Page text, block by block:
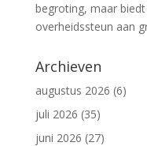
begroting, maar
overheidssteun aan
Archieven
augustus 2026 (6)
juli 2026 (35)
juni 2026 (27)